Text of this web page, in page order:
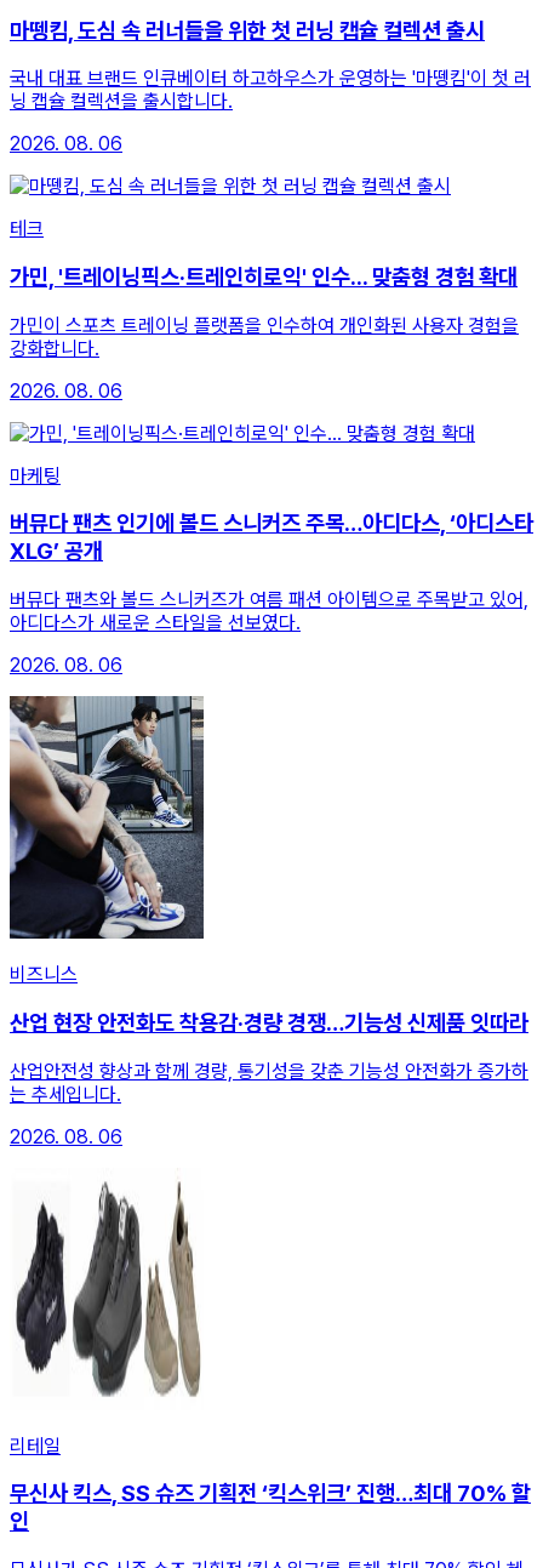
마뗑킴, 도심 속 러너들을 위한 첫 러닝 캡슐 컬렉션 출시
국내 대표 브랜드 인큐베이터 하고하우스가 운영하는 '마뗑킴'이 첫 러
닝 캡슐 컬렉션을 출시합니다.
2026. 08. 06
테크
가민, '트레이닝픽스·트레인히로익' 인수... 맞춤형 경험 확대
가민이 스포츠 트레이닝 플랫폼을 인수하여 개인화된 사용자 경험을
강화합니다.
2026. 08. 06
마케팅
버뮤다 팬츠 인기에 볼드 스니커즈 주목…아디다스, ‘아디스타
XLG’ 공개
버뮤다 팬츠와 볼드 스니커즈가 여름 패션 아이템으로 주목받고 있어,
아디다스가 새로운 스타일을 선보였다.
2026. 08. 06
비즈니스
산업 현장 안전화도 착용감·경량 경쟁…기능성 신제품 잇따라
산업안전성 향상과 함께 경량, 통기성을 갖춘 기능성 안전화가 증가하
는 추세입니다.
2026. 08. 06
리테일
무신사 킥스, SS 슈즈 기획전 ‘킥스위크’ 진행…최대 70% 할
인